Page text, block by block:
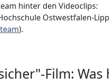
hinter den Videoclips:
Ostwestfalen-
).
Film: